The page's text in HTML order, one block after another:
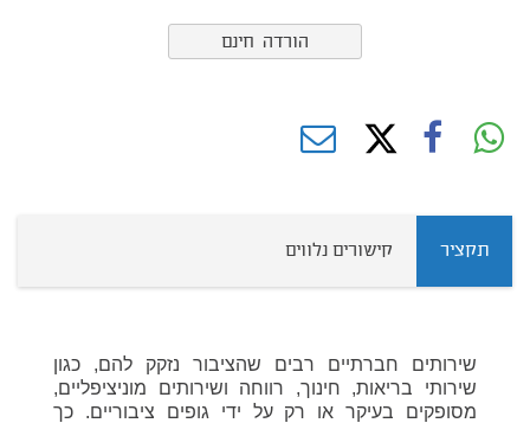
הורדה חינם
תקציר קישורים נלווים
שירותים חברתיים רבים שהציבור נזקק להם, כגון
שירותי בריאות, חינוך, רווחה ושירותים מוניציפליים,
מסופקים בעיקר או רק על ידי גופים ציבוריים. כך